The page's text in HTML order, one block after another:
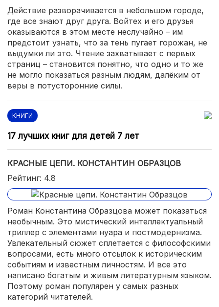
Действие разворачивается в небольшом городе,
где все знают друг друга. Войтех и его друзья
оказываются в этом месте неслучайно – им
предстоит узнать, что за тень пугает горожан, не
выдумки ли это. Чтение захватывает с первых
страниц – становится понятно, что одно и то же
не могло показаться разным людям, далёким от
веры в потусторонние силы.
КНИГИ
17 лучших книг для детей 7 лет
КРАСНЫЕ ЦЕПИ. КОНСТАНТИН ОБРАЗЦОВ
Рейтинг: 4.8
Роман Константина Образцова может показаться
необычным. Это мистический интеллектуальный
триллер с элементами нуара и постмодернизма.
Увлекательный сюжет сплетается с философскими
вопросами, есть много отсылок к историческим
событиям и известным личностям. И все это
написано богатым и живым литературным языком.
Поэтому роман популярен у самых разных
категорий читателей.